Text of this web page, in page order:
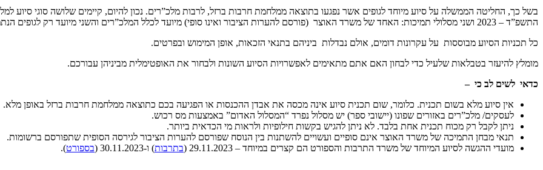
בשל כך, החליטה הממשלה על סיוע מיוחד לגופים אשר נפגעו בתוצאה ממלחמת חרבות ברזל, לרבות מלכ”רים. נכון להיום, קיימים שלושה סוגי סיוע
התשפ”ד – 2023 ושני מסלולי תמיכות: האחד של משרד האוצר (פורסם להערות הציבור ואינו סופי) מיועד לכלל המלכ”רים והשני מיועד רק לגופים הנתמכים על-ידי משרד התרבות והספורט.
כל תכניות הסיוע מבוססות על עקרונות דומים, אולם נבדלות ביניהם בתנאי הזכאות, אופן המימוש ובפרטים.
מומלץ להיעזר בטבלאות שלעיל כדי לבחון האם אתם מתאימים לאפשרויות הסיוע השונות ולבחור את האופטימלית מביניהן עבורכם.
כדאי לשים לב כי –
אין סיוע מלא בשום תכנית. כלומר, שום תכנית סיוע אינה מכסה את אבדן ההכנסות או הפגיעה בכם כתוצאה ממלחמת חרבות ברזל באופן מלא.
לעסקים/ מלכ”רים באזורים שפונו (יישובי ספר) יש מסלול נפרד “המסלול האדום” באמצעות מס רכוש.
ניתן לקבל רק מכוח תכנית אחת בלבד. לא ניתן להגיש בקשות חילופיות ולראות מי הכדאית ביותר.
תנאי מבחן התמיכה של משרד האוצר אינם סופיים ועשויים להשתנות בין הנוסח שפורסם להערות הציבור לגירסה הסופית שתפורסם ברשומות.
מועדי ההגשה לסיוע המיוחד של משרד התרבות והספורט הם קצרים במיוחד – 29.11.2023 (
בתרבות) ו-30.11.2023 ( בספורט).